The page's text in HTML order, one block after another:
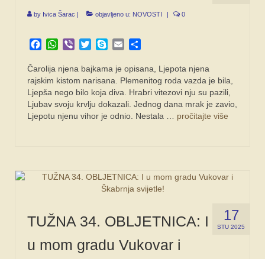
by Ivica Šarac | objavljeno u: NOVOSTI | 0
Facebook
WhatsApp
Viber TwitterSkypeEmail
Čarolija njena bajkama je opisana, Ljepota njena
rajskim kistom narisana. Plemenitog roda vazda je bila,
Ljepša nego bilo koja diva. Hrabri vitezovi nju su pazili,
Ljubav svoju krvlju dokazali. Jednog dana mrak je zavio,
Ljepotu njenu vihor je odnio. Nestala … pročitajte više
17
STU 2025
TUŽNA 34. OBLJETNICA: I
u mom gradu Vukovar i